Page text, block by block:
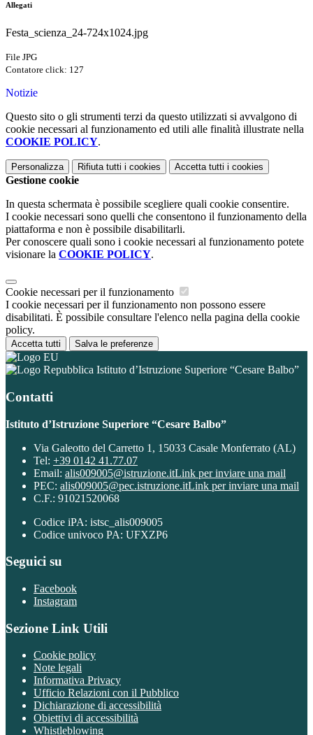
Allegati
Festa_scienza_24-724x1024.jpg
File JPG
Contatore click: 127
Notizie
Questo sito o gli strumenti terzi da questo utilizzati si avvalgono di
cookie necessari al funzionamento ed utili alle finalità illustrate nella
COOKIE POLICY.
Personalizza Rifiuta tutti i cookies Accetta tutti i cookies
Gestione cookie
In questa schermata è possibile scegliere quali cookie consentire.
I cookie necessari sono quelli che consentono il funzionamento della
piattaforma e non è possibile disabilitarli.
Per conoscere quali sono i cookie necessari al funzionamento potete
visionare la COOKIE POLICY.
Cookie necessari per il funzionamento
I cookie necessari per il funzionamento non possono essere
disabilitati. È possibile consultare l'elenco nella pagina della cookie
policy.
Accetta tutti Salva le preferenze
Istituto d’Istruzione Superiore “Cesare Balbo”
Contatti
Istituto d’Istruzione Superiore “Cesare Balbo”
Via Galeotto del Carretto 1, 15033 Casale Monferrato (AL)
Tel: +39 0142 41.77.07
Email: alis009005@istruzione.itLink per inviare una mail
PEC: alis009005@pec.istruzione.itLink per inviare una mail
C.F.: 91021520068
Codice iPA: istsc_alis009005
Codice univoco PA: UFXZP6
Seguici su
Facebook
Instagram
Sezione Link Utili
Cookie policy
Note legali
Informativa Privacy
Ufficio Relazioni con il Pubblico
Dichiarazione di accessibilità
Obiettivi di accessibilità
Whistleblowing